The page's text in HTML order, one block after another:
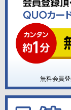
無料会員